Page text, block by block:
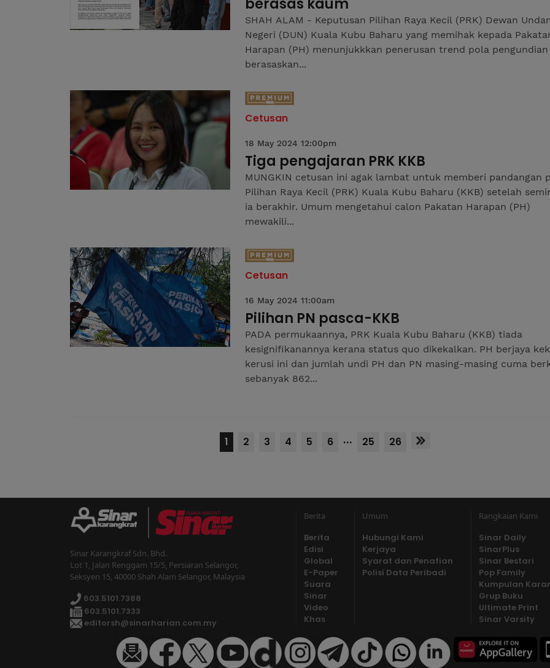
berasas kaum
SHAH ALAM - Keputusan Pilihan Raya Kecil (PRK) Dewan
Negeri (DUN) Kuala Kubu Baharu yang memihak kepada
Harapan (PH) menunjukkkan penerusan trend pola pengundian
berasaskan...
Cetusan
18 May 2024 12:00pm
Tiga pengajaran PRK KKB
MUNGKIN cetusan ini agak lambat untuk memberi pandangan
Pilihan Raya Kecil (PRK) Kuala Kubu Baharu (KKB) setelah
ia berakhir. Umum mengetahui calon Pakatan Harapan (PH)
mewakili...
Cetusan
16 May 2024 11:00am
Pilihan PN pasca-KKB
PADA permukaannya, PRK Kuala Kubu Baharu (KKB) tiada
kesignifikanannya kerana status quo dikekalkan. PH berjaya
kerusi ini dan jumlah undi PH dan PN masing-masing cuma
sebanyak 862...
1 2 3 4 5 6 ... 25 26
Sinar Karangkraf Sdn. Bhd.
Lot 1, Jalan Renggam 15/5, Persiaran Selangor,
Seksyen 15, 40000 Shah Alam Selangor, Malaysia
603.5101.7388
603.5101.7333
editorsh@sinarharian.com.my
Berita
Berita
Edisi
Global
E-Paper
Suara
Sinar
Video
Khas
Umum
Hubungi Kami
Kerjaya
Syarat dan Penafian
Polisi Data Peribadi
Rangkaian Kami
Sinar Daily
SinarPlus
Sinar Bestari
Pop Family
Kumpulan
Grup Buku
Ultimate Print
Sinar Varsity